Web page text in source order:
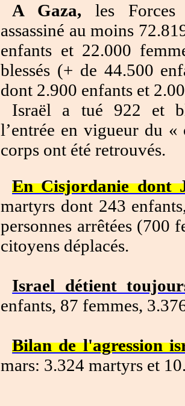
A Gaza, les Forces
assassiné au moins
enfants et 22.000
blessés (+ de 44.500
dont 2.900 enfants et
Israël a tué 922 et
l’entrée en vigueur du
corps ont été retrouvés.
En Cisjordanie dont
martyrs dont 243
personnes arrêtées (700
citoyens déplacés.
Israel détient
enfants, 87 femmes,
Bilan de l'agression
mars: 3.324 martyrs et